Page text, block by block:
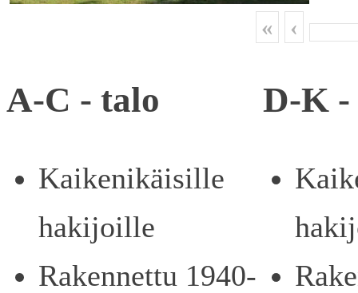
« ‹
A-C - talo D-K -
Kaikenikäisille
hakijoille
Rakennettu 1940-